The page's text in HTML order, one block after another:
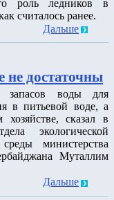
роль ледников в
считалось ранее.
Дальше
не достаточны
запасов воды для
в питьевой воде, а
сказал в
экологической
министерства
Муталлим
Дальше